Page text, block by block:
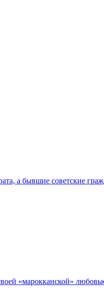
а бывшие советские
«марокканской»